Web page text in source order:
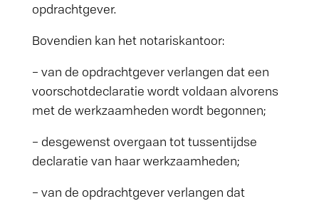
opdrachtgever.
Bovendien kan het notariskantoor:
– van de opdrachtgever verlangen dat een
voorschotdeclaratie wordt voldaan alvorens
met de werkzaamheden wordt begonnen;
– desgewenst overgaan tot tussentijdse
declaratie van haar werkzaamheden;
– van de opdrachtgever verlangen dat